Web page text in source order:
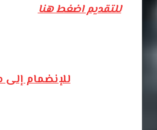
للتقديم اضغط هنا
للإنضمام